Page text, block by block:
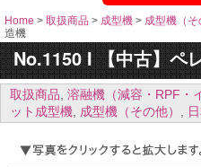
Home > 取扱商品 > 成型機 > 成型機（そ
造機
No.1150 I 【中古】ペ
取扱商品, 溶融機（減容・RPF・
ット成型機, 成型機（その他） ,